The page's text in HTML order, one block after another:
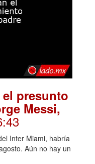
presunto
Messi,
Inter Miami, habría
Aún no hay un